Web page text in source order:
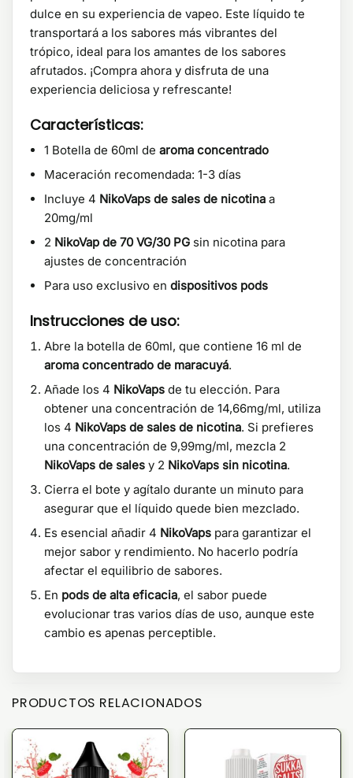
dulce en su experiencia de vapeo. Este líquido te
transportará a los sabores más vibrantes del
trópico, ideal para los amantes de los sabores
afrutados. ¡Compra ahora y disfruta de una
experiencia deliciosa y refrescante!
Características:
1 Botella de 60ml de aroma concentrado
Maceración recomendada: 1-3 días
Incluye 4 NikoVaps de sales de nicotina a
20mg/ml
2 NikoVap de 70 VG/30 PG sin nicotina para
ajustes de concentración
Para uso exclusivo en dispositivos pods
Instrucciones de uso:
Abre la botella de 60ml, que contiene 16 ml de
aroma concentrado de maracuyá.
Añade los 4 NikoVaps de tu elección. Para
obtener una concentración de 14,66mg/ml, utiliza
los 4 NikoVaps de sales de nicotina. Si prefieres
una concentración de 9,99mg/ml, mezcla 2
NikoVaps de sales y 2 NikoVaps sin nicotina.
Cierra el bote y agítalo durante un minuto para
asegurar que el líquido quede bien mezclado.
Es esencial añadir 4 NikoVaps para garantizar el
mejor sabor y rendimiento. No hacerlo podría
afectar el equilibrio de sabores.
En pods de alta eficacia, el sabor puede
evolucionar tras varios días de uso, aunque este
cambio es apenas perceptible.
PRODUCTOS RELACIONADOS